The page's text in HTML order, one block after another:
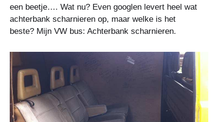
een beetje…. Wat nu? Even googlen levert heel wat
achterbank scharnieren op, maar welke is het
beste? Mijn VW bus: Achterbank scharnieren.